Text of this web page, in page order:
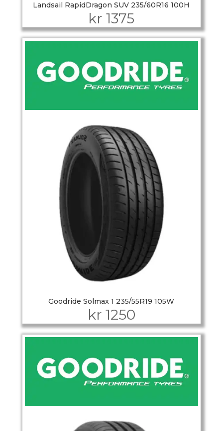
Landsail RapidDragon SUV 235/60R16 100H
kr 1375
Goodride Solmax 1 235/55R19 105W
kr 1250